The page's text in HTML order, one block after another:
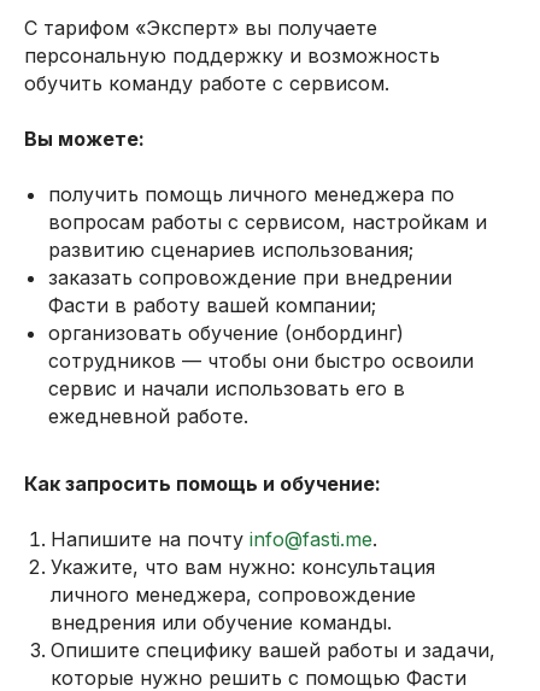
С тарифом «Эксперт» вы получаете
персональную поддержку и возможность
обучить команду работе с сервисом.
Вы можете:
получить помощь личного менеджера по
вопросам работы с сервисом, настройкам и
развитию сценариев использования;
заказать сопровождение при внедрении
Фасти в работу вашей компании;
организовать обучение (онбординг)
сотрудников — чтобы они быстро освоили
сервис и начали использовать его в
ежедневной работе.
Как запросить помощь и обучение:
Напишите на почту info@fasti.me.
Укажите, что вам нужно: консультация
личного менеджера, сопровождение
внедрения или обучение команды.
Опишите специфику вашей работы и задачи,
которые нужно решить с помощью Фасти